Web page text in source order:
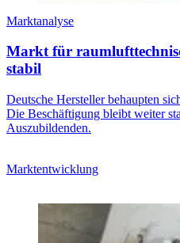
Marktanalyse
Markt für
stabil
Deutsche Hersteller behaupten
Die Beschäftigung bleibt weiter
Auszubildenden.
Marktentwicklung